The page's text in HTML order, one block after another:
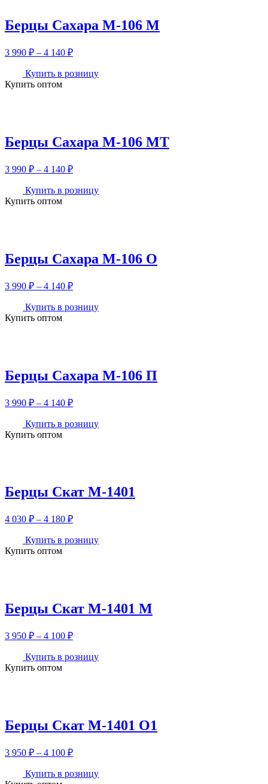
Берцы Сахара М-106 М
3 990 ₽ – 4 140 ₽Диапазон
3
Купить в розницу
Купить оптом
Берцы Сахара М-106 МТ
3 990 ₽ – 4 140 ₽Диапазон
3
Купить в розницу
Купить оптом
Берцы Сахара М-106 О
3 990 ₽ – 4 140 ₽Диапазон
3
Купить в розницу
Купить оптом
Берцы Сахара М-106 П
3 990 ₽ – 4 140 ₽Диапазон
3
Купить в розницу
Купить оптом
Берцы Скат М-1401
4 030 ₽ – 4 180 ₽Диапазон
4
Купить в розницу
Купить оптом
Берцы Скат М-1401 М
3 950 ₽ – 4 100 ₽Диапазон
3
Купить в розницу
Купить оптом
Берцы Скат М-1401 О1
3 950 ₽ – 4 100 ₽Диапазон
3
Купить в розницу